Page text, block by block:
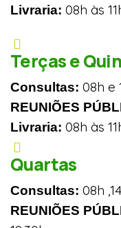
Livraria: 08h às
Terças e
Consultas: 08h e
REUNIÕES
Livraria: 08h às
Quartas
Consultas: 08h
REUNIÕES